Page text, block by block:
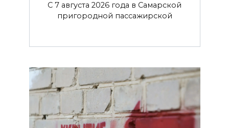
С 7 августа 2026 года в Самарской
пригородной пассажирской